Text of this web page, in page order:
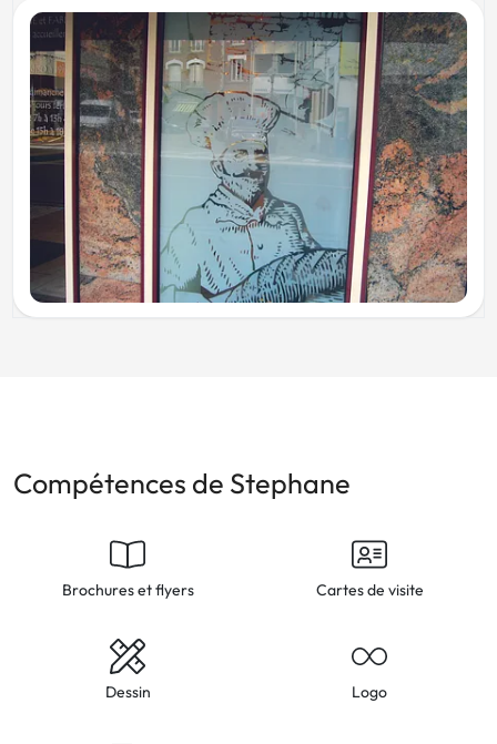
Compétences de Stephane
Brochures et flyers Cartes de visite
Dessin Logo